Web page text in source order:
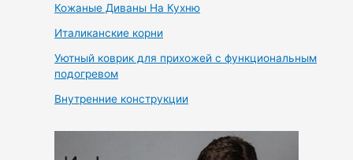
Кожаные Диваны На Кухню
Италиканские корни
Уютный коврик для прихожей с функциональным
подогревом
Внутренние конструкции